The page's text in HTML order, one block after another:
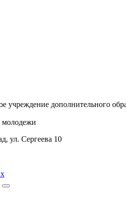
учреждение дополнительного
молодежи
ул. Сергеева 10